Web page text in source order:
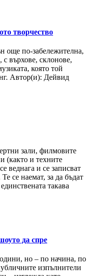
творчество
още по-забележителна,
с върхове, склонове,
която той
Автор(и): Дейвид
зали, филмовите
(както и техните
веднага и се записват
се наемат, за да бъдат
такава
да спре
но – по начина, по
изпълнители